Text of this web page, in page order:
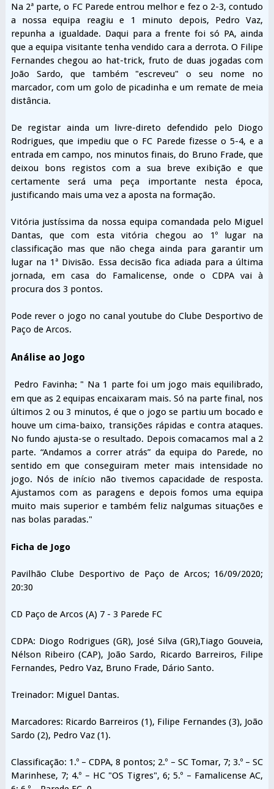
Na 2ª parte, o FC Parede entrou melhor e fez o 2-3, contudo
a nossa equipa reagiu e 1 minuto depois, Pedro Vaz,
repunha a igualdade. Daqui para a frente foi só PA, ainda
que a equipa visitante tenha vendido cara a derrota. O Filipe
Fernandes chegou ao hat-trick, fruto de duas jogadas com
João Sardo, que também "escreveu" o seu nome no
marcador, com um golo de picadinha e um remate de meia
distância.
De registar ainda um livre-direto defendido pelo Diogo
Rodrigues, que impediu que o FC Parede fizesse o 5-4, e a
entrada em campo, nos minutos finais, do Bruno Frade, que
deixou bons registos com a sua breve exibição e que
certamente será uma peça importante nesta época,
justificando mais uma vez a aposta na formação.
Vitória justíssima da nossa equipa comandada pelo Miguel
Dantas, que com esta vitória chegou ao 1º lugar na
classificação mas que não chega ainda para garantir um
lugar na 1ª Divisão. Essa decisão fica adiada para a última
jornada, em casa do Famalicense, onde o CDPA vai à
procura dos 3 pontos.
Pode rever o jogo no canal youtube do Clube Desportivo de
Paço de Arcos.
Análise ao Jogo
Pedro Favinha:" Na 1 parte foi um jogo mais equilibrado,
em que as 2 equipas encaixaram mais. Só na parte final, nos
últimos 2 ou 3 minutos, é que o jogo se partiu um bocado e
houve um cima-baixo, transições rápidas e contra ataques.
No fundo ajusta-se o resultado. Depois comacamos mal a 2
parte. “Andamos a correr atrás” da equipa do Parede, no
sentido em que conseguiram meter mais intensidade no
jogo. Nós de início não tivemos capacidade de resposta.
Ajustamos com as paragens e depois fomos uma equipa
muito mais superior e também feliz nalgumas situações e
nas bolas paradas."
Ficha de Jogo
Pavilhão Clube Desportivo de Paço de Arcos; 16/09/2020;
20:30
CD Paço de Arcos (A) 7 - 3 Parede FC
CDPA: Diogo Rodrigues (GR), José Silva (GR),Tiago Gouveia,
Nélson Ribeiro (CAP), João Sardo, Ricardo Barreiros, Filipe
Fernandes, Pedro Vaz, Bruno Frade, Dário Santo.
Treinador: Miguel Dantas.
Marcadores: Ricardo Barreiros (1), Filipe Fernandes (3), João
Sardo (2), Pedro Vaz (1).
Classificação: 1.º – CDPA, 8 pontos; 2.º – SC Tomar, 7; 3.º – SC
Marinhese, 7; 4.º – HC "OS Tigres", 6; 5.º – Famalicense AC,